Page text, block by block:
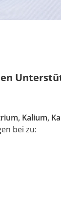
Kalium,
bei zu: